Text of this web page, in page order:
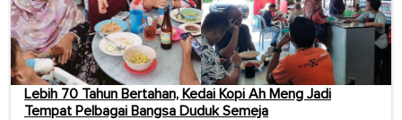
Lebih 70 Tahun Bertahan, Kedai Kopi Ah Meng Jadi
Tempat Pelbagai Bangsa Duduk Semeja